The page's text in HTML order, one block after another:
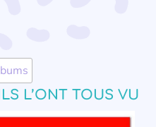
L’ONT TOUS VU